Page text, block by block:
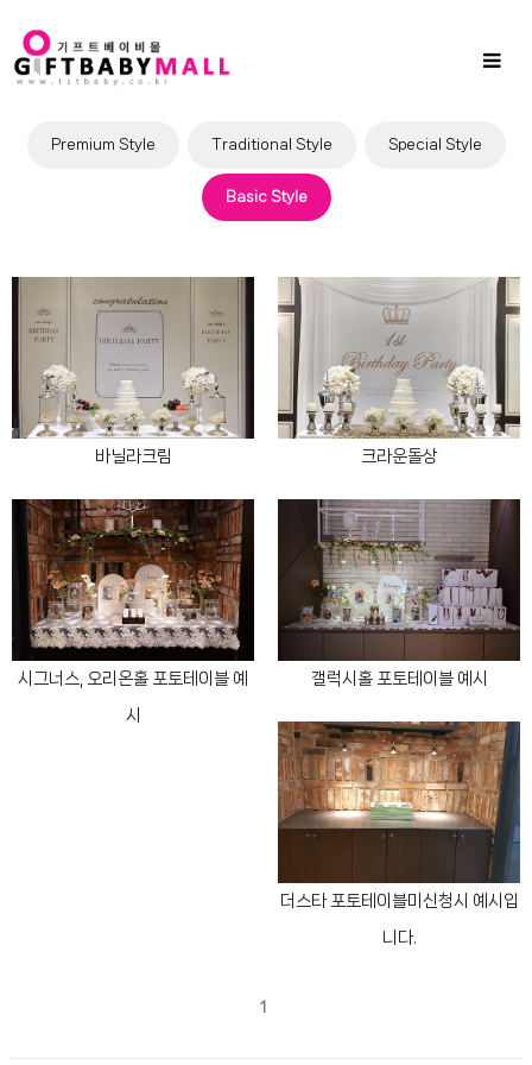
Toggle
Promotion
Premium Style Traditional Style Special Style
Basic Style
바닐라크림 크라운돌상
시그너스, 오리온홀 포토테이블 예
시
갤럭시홀 포토테이블 예시
더스타 포토테이블미신청시 예시입
니다.
1